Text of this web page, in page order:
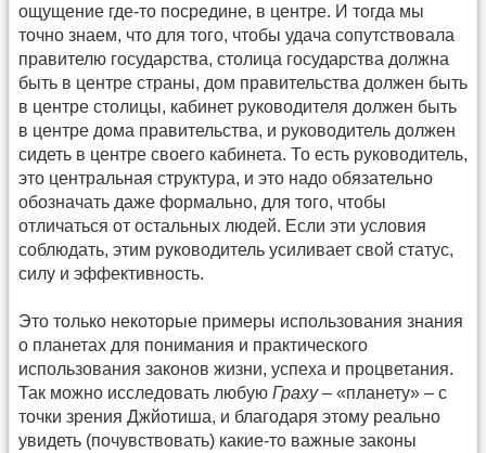
ощущение где-то посредине, в центре. И тогда мы
точно знаем, что для того, чтобы удача сопутствовала
правителю государства, столица государства должна
быть в центре страны, дом правительства должен быть
в центре столицы, кабинет руководителя должен быть
в центре дома правительства, и руководитель должен
сидеть в центре своего кабинета. То есть руководитель,
это центральная структура, и это надо обязательно
обозначать даже формально, для того, чтобы
отличаться от остальных людей. Если эти условия
соблюдать, этим руководитель усиливает свой статус,
силу и эффективность.
Это только некоторые примеры использования знания
о планетах для понимания и практического
использования законов жизни, успеха и процветания.
Так можно исследовать любую Граху– «планету» – с
точки зрения Джйотиша, и благодаря этому реально
увидеть (почувствовать) какие-то важные законы